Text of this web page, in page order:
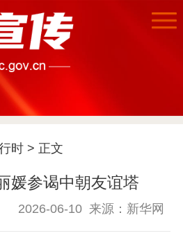
首页
苏要闻
时> 正文
媛参谒中朝友谊塔
2026-06-10 来源：新华网